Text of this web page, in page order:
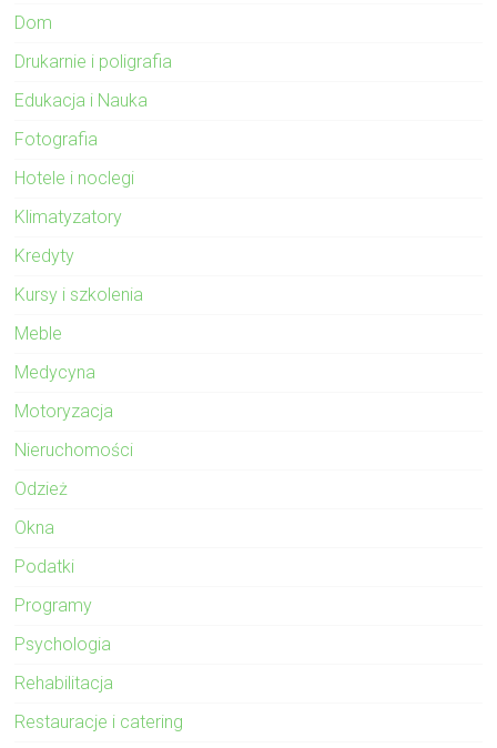
Dom
Drukarnie i poligrafia
Edukacja i Nauka
Fotografia
Hotele i noclegi
Klimatyzatory
Kredyty
Kursy i szkolenia
Meble
Medycyna
Motoryzacja
Nieruchomości
Odzież
Okna
Podatki
Programy
Psychologia
Rehabilitacja
Restauracje i catering